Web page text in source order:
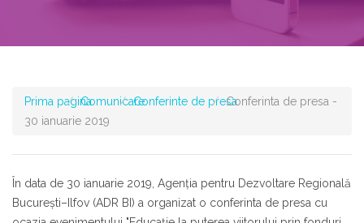
Prima paginaComunicareConferinte de presaConferinta de presa -
30 ianuarie 2019
În data de 30 ianuarie 2019, Agenţia pentru Dezvoltare Regională
Bucureşti–Ilfov (ADR BI) a organizat o conferinta de presa cu